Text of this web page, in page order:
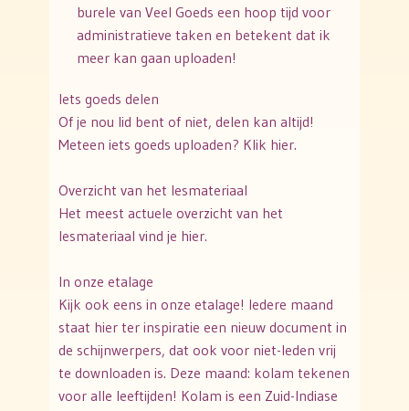
burele van Veel Goeds een hoop tijd voor
administratieve taken en betekent dat ik
meer kan gaan uploaden!
Iets goeds delen
Of je nou lid bent of niet, delen kan altijd!
Meteen iets goeds uploaden? Klik hier.
Overzicht van het lesmateriaal
Het meest actuele overzicht van het
lesmateriaal vind je hier.
In onze etalage
Kijk ook eens in onze etalage! Iedere maand
staat hier ter inspiratie een nieuw document in
de schijnwerpers, dat ook voor niet-leden vrij
te downloaden is. Deze maand: kolam tekenen
voor alle leeftijden! Kolam is een Zuid-Indiase